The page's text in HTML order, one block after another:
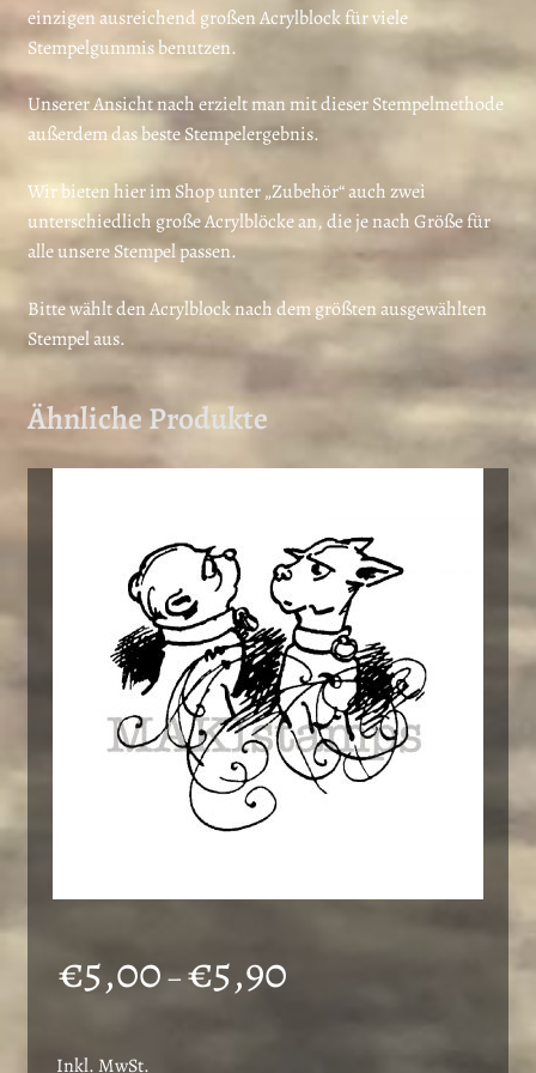
einzigen ausreichend großen Acrylblock für viele
Stempelgummis benutzen.
Unserer Ansicht nach erzielt man mit dieser Stempelmethode
außerdem das beste Stempelergebnis.
Wir bieten hier im Shop unter „Zubehör“ auch zwei
unterschiedlich große Acrylblöcke an, die je nach Größe für
alle unsere Stempel passen.
Bitte wählt den Acrylblock nach dem größten ausgewählten
Stempel aus.
Ähnliche Produkte
€5,00–€5,90
Inkl. MwSt.